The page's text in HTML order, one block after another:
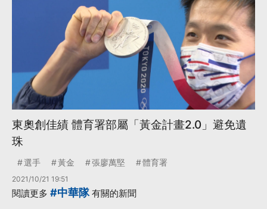
東奧創佳績 體育署部屬「黃金計畫2.0」避免遺
珠
選手 黃金 張廖萬堅 體育署
2021/10/21 19:51
閱讀更多 #中華隊有關的新聞